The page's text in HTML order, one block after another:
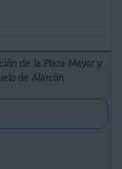
de la Plaza Mayor y
de Alarcón